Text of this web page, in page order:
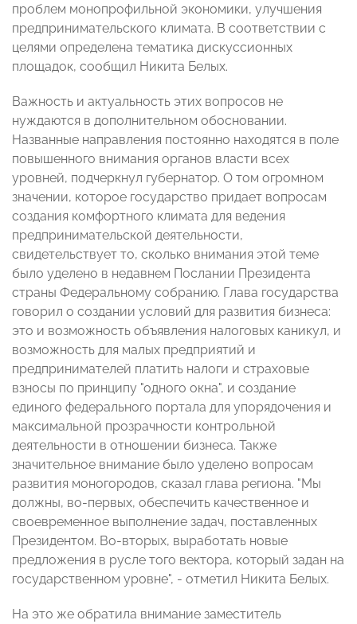
проблем монопрофильной экономики, улучшения
предпринимательского климата. В соответствии с
целями определена тематика дискуссионных
площадок, сообщил Никита Белых.
Важность и актуальность этих вопросов не
нуждаются в дополнительном обосновании.
Названные направления постоянно находятся в поле
повышенного внимания органов власти всех
уровней, подчеркнул губернатор. О том огромном
значении, которое государство придает вопросам
создания комфортного климата для ведения
предпринимательской деятельности,
свидетельствует то, сколько внимания этой теме
было уделено в недавнем Послании Президента
страны Федеральному собранию. Глава государства
говорил о создании условий для развития бизнеса:
это и возможность объявления налоговых каникул, и
возможность для малых предприятий и
предпринимателей платить налоги и страховые
взносы по принципу "одного окна", и создание
единого федерального портала для упорядочения и
максимальной прозрачности контрольной
деятельности в отношении бизнеса. Также
значительное внимание было уделено вопросам
развития моногородов, сказал глава региона. "Мы
должны, во-первых, обеспечить качественное и
своевременное выполнение задач, поставленных
Президентом. Во-вторых, выработать новые
предложения в русле того вектора, который задан на
государственном уровне", - отметил Никита Белых.
На это же обратила внимание заместитель